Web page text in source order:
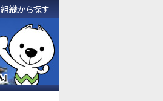
組織から探す